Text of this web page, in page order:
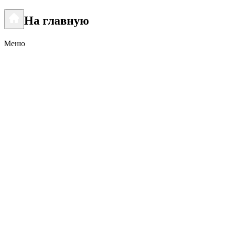
На главную
Меню